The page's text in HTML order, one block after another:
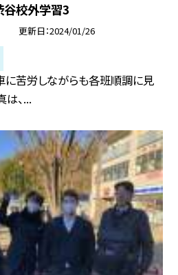
校外学習3
更新日 2024/01/26
苦労しながらも各班順調に見
は、...